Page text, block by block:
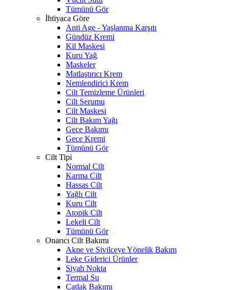
Tümünü Gör
İhtiyaca Göre
Anti Age - Yaşlanma Karşıtı
Gündüz Kremi
Kil Maskesi
Kuru Yağ
Maskeler
Matlaştırıcı Krem
Nemlendirici Krem
Cilt Temizleme Ürünleri
Cilt Serumu
Cilt Maskesi
Cilt Bakım Yağı
Gece Bakımı
Gece Kremi
Tümünü Gör
Cilt Tipi
Normal Cilt
Karma Cilt
Hassas Cilt
Yağlı Cilt
Kuru Cilt
Atopik Cilt
Lekeli Cilt
Tümünü Gör
Onarıcı Cilt Bakımı
Akne ve Sivilceye Yönelik Bakım
Leke Giderici Ürünler
Siyah Nokta
Termal Su
Çatlak Bakımı